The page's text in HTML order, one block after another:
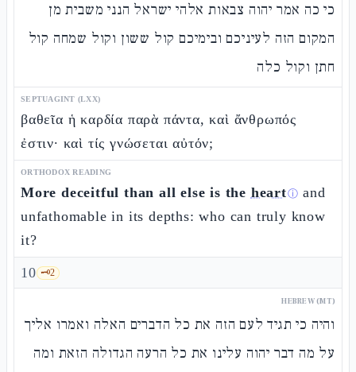
כי כה אמר יהוה צבאות אלהי ישראל הנני משבית מן
המקום הזה לעיניכם ובימיכם קול ששון וקול שמחה קול
חתן וקול כלה
SEPTUAGINT (LXX)
βαθεῖα ἡ καρδία παρὰ πάντα, καὶ ἄνθρωπός
ἐστιν· καὶ τίς γνώσεται αὐτόν;
ORTHODOX READING
More deceitful than all else is the heartⓘ and
unfathomable in its depths: who can truly know
it?
10 🗝️2
HEBREW (MT)
והיה כי תגיד לעם הזה את כל הדברים האלה ואמרו אליך
על מה דבר יהוה עלינו את כל הרעה הגדולה הזאת ומה